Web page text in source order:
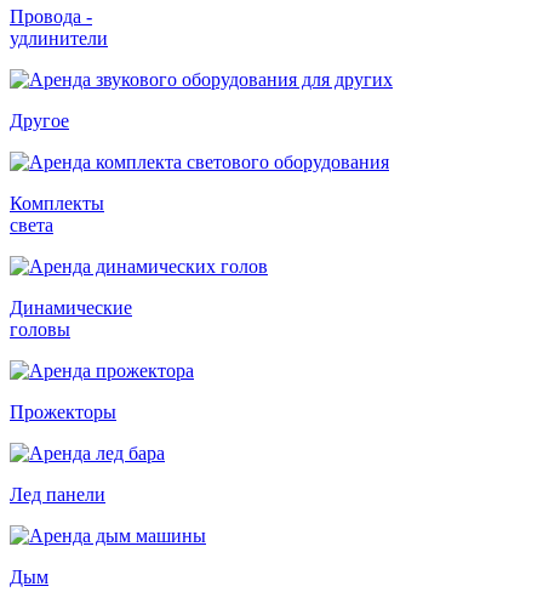
Провода -
удлинители
Другое
Комплекты
света
Динамические
головы
Прожекторы
Лед панели
Дым